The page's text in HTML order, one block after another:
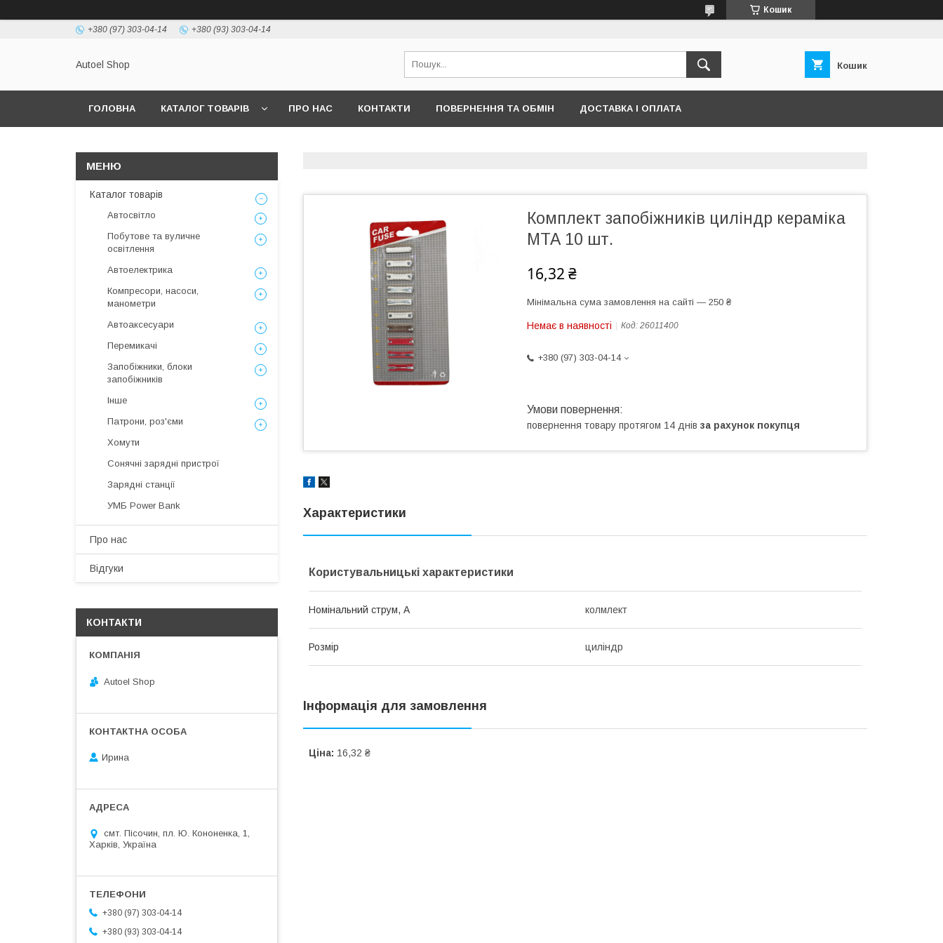
Кошик
+380 (97) 303-04-14 +380 (93) 303-04-14
Autoel Shop Кошик
ГОЛОВНА КАТАЛОГ ТОВАРІВ ПРО НАС КОНТАКТИ ПОВЕРНЕННЯ ТА ОБМІН ДОСТАВКА І ОПЛАТА
Комплект запобіжників циліндр кераміка
МТА 10 шт.
16,32 ₴
Мінімальна сума замовлення на сайті — 250 ₴
Немає в наявності Код: 26011400
+380 (97) 303-04-14
повернення товару протягом 14 днів за рахунок покупця
Характеристики
Користувальницькі характеристики
Номінальний струм, А колмлект
Розмір циліндр
Інформація для замовлення
Ціна: 16,32 ₴
Каталог товарів
Автосвітло
Побутове та вуличне
освітлення
Автоелектрика
Компресори, насоси,
манометри
Автоаксесуари
Перемикачі
Запобіжники, блоки
запобіжників
Інше
Патрони, роз'єми
Хомути
Сонячні зарядні пристрої
Зарядні станції
УМБ Power Bank
Про нас
Відгуки
КОНТАКТИ
Autoel Shop
Ирина
смт. Пісочин, пл. Ю. Кононенка, 1,
Харків, Україна
+380 (97) 303-04-14
+380 (93) 303-04-14